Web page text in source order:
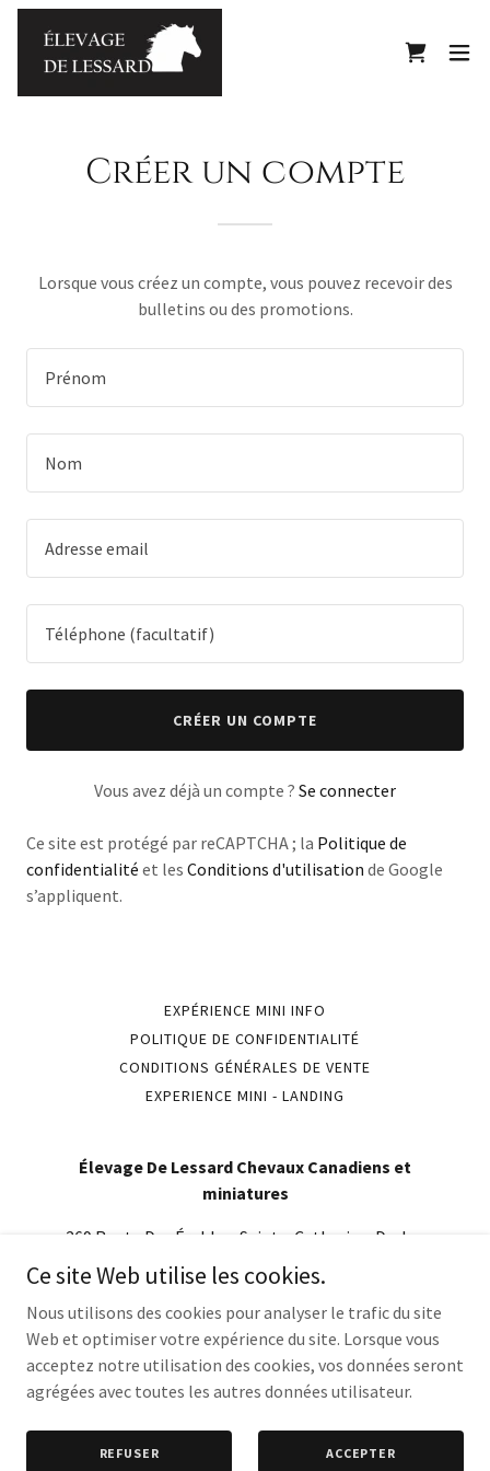
Créer un compte
Lorsque vous créez un compte, vous pouvez recevoir des
bulletins ou des promotions.
CRÉER UN COMPTE
Vous avez déjà un compte ? Se connecter
Ce site est protégé par reCAPTCHA ; la Politique de
confidentialité et les Conditions d'utilisation de Google
s’appliquent.
EXPÉRIENCE MINI INFO
POLITIQUE DE CONFIDENTIALITÉ
CONDITIONS GÉNÉRALES DE VENTE
EXPERIENCE MINI - LANDING
Élevage De Lessard Chevaux Canadiens et
miniatures
269 Route Des Érables, Sainte-Catherine-De-La-
Jacques-Cartier, Quebec, Canada
418-580-3281
Copyright © 2026 Élevage De Lessard Chevaux Canadiens et
miniatures - Tous droits réservés.
Ce site Web utilise les cookies.
Nous utilisons des cookies pour analyser le trafic du site
Web et optimiser votre expérience du site. Lorsque vous
acceptez notre utilisation des cookies, vos données seront
agrégées avec toutes les autres données utilisateur.
REFUSER ACCEPTER